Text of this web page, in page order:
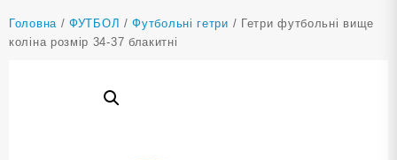
Головна /ФУТБОЛ /Футбольні гетри / Гетри футбольні вище
коліна розмір 34-37 блакитні